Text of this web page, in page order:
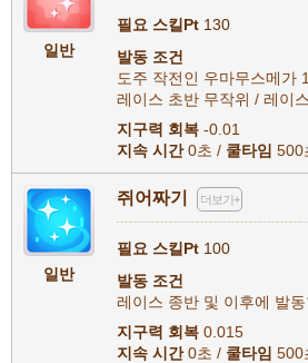
일반
필요 스킬Pt 130
발동 조건
도주 작전인 우마무스메가
레이스 초반 무작위 / 레이
지구력 회복 -0.01
지속 시간0초 / 쿨타임 500
일반
쥐어짜기 더보기+
필요 스킬Pt 100
발동 조건
레이스 종반 및 이후에 발
지구력 회복 0.015
지속 시간0초 / 쿨타임 500